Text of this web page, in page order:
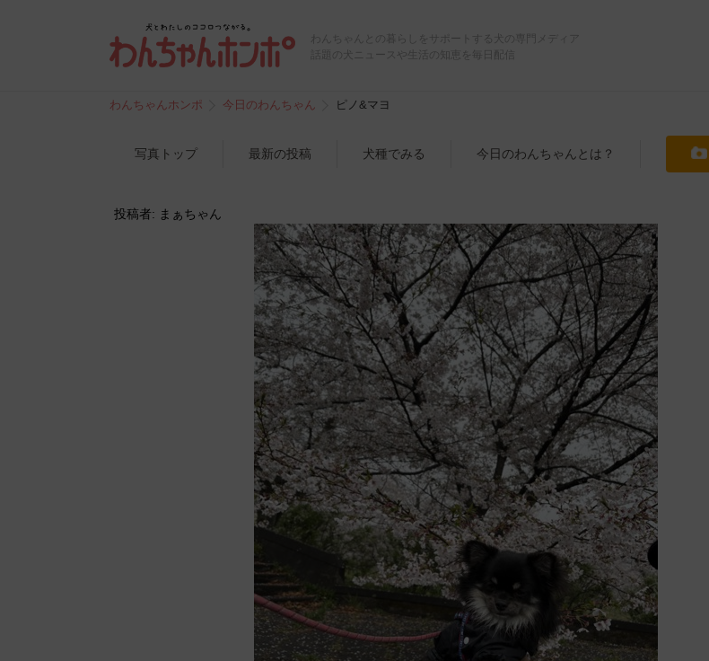
わんちゃんとの暮らしをサポートする犬の専門メディア
話題の犬ニュースや生活の知恵を毎日配信
わんちゃんホンポ 今日のわんちゃん ピノ&マヨ
写真トップ 最新の投稿 犬種でみる 今日のわんちゃんとは？
投稿者: まぁちゃん